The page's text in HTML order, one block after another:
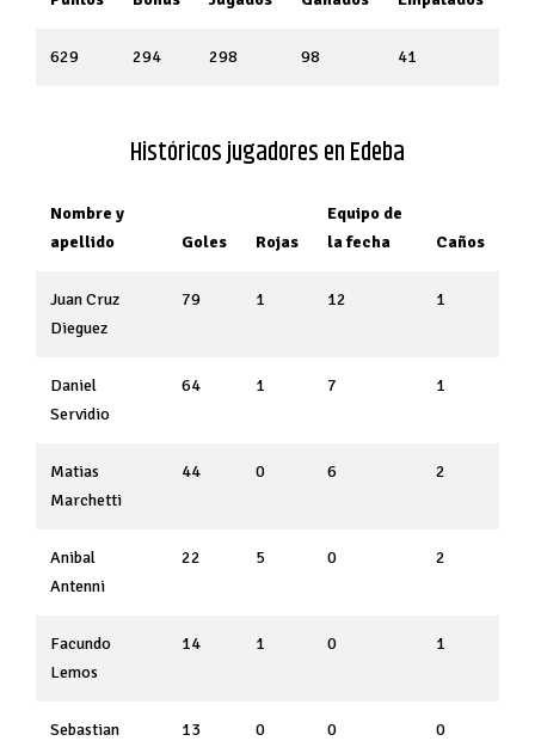
629 294 298 98 41
Históricos jugadores en Edeba
Nombre y
apellido
Goles Rojas
Equipo de
la fecha
Caños
Juan Cruz
Dieguez
79 1 12 1
Daniel
Servidio
64 1 7 1
Matias
Marchetti
44 0 6 2
Anibal
Antenni
22 5 0 2
Facundo
Lemos
14 1 0 1
Sebastian
13 0 0 0